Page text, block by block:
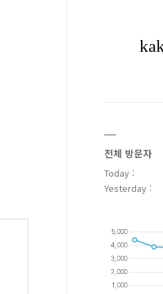
전체 방문자
Today :
Yesterday :